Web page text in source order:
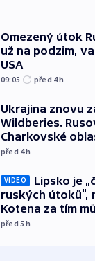
Omezený útok
už na podzim,
USA
09:05 před 4h
Ukrajina znovu
Wildberies.
Charkovské
před 4h
VIDEO
Lipsko je
ruských útoků“,
Kotena za tím
před 5h